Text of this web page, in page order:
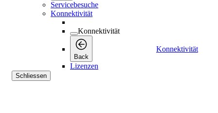
Servicebesuche
Konnektivität
Konnektivität
Back
Konnektivität
Lizenzen
Schliessen